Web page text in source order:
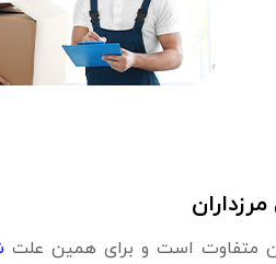
متفاوت است و برای همین علت